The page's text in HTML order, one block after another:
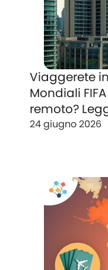
Viaggerete
Mondiali
remoto?
24 giugno 2026